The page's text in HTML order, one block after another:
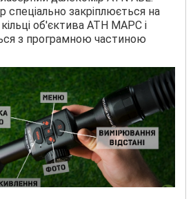
спеціально закріплюється на
об'єктива АТН МАРС і
з програмною частиною